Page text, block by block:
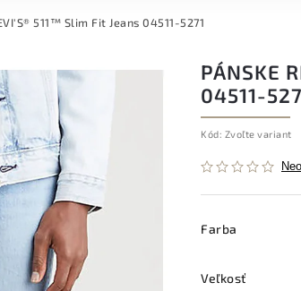
511™ Slim Fit Jeans 04511-5271
PÁNSKE
04511-
Kód: Zvoľte variant
Farba
Veľkosť